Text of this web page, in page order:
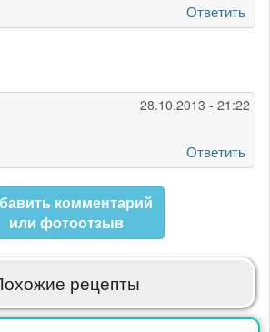
Ответить
28.10.2013 - 21:22
Ответить
комментарий
или фотоотзыв
рецепты